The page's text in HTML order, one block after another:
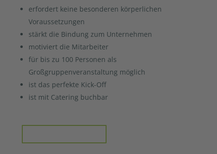
erfordert keine besonderen körperlichen
Voraussetzungen
stärkt die Bindung zum Unternehmen
motiviert die Mitarbeiter
für bis zu 100 Personen als
Großgruppenveranstaltung möglich
ist das perfekte Kick-Off
ist mit Catering buchbar